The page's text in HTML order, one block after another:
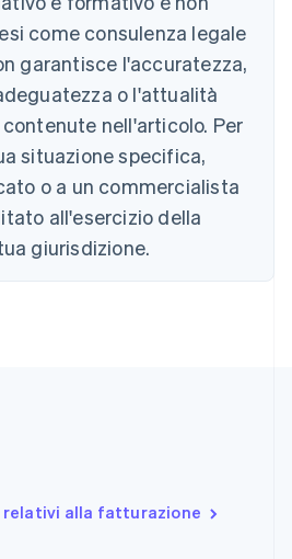
come consulenza legale
garantisce l'accuratezza,
o l'attualità
nell'articolo. Per
situazione specifica,
o a un commercialista
all'esercizio della
giurisdizione.
alla fatturazione
English